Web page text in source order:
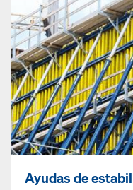
Ayudas de